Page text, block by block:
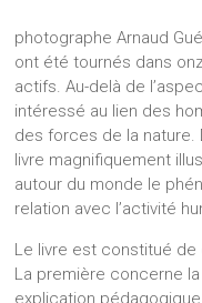
photographe Arnaud
ont été tournés dans
actifs. Au-delà de
intéressé au lien des
des forces de la nature.
livre magnifiquement
autour du monde le
relation avec l’activité
Le livre est constitué de
La première concerne
explication